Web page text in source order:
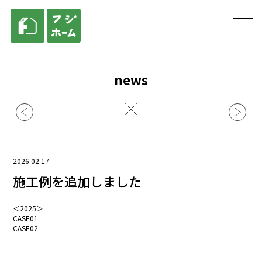
news
2026.02.17
施工例を追加しました
＜2025＞
CASE01
CASE02